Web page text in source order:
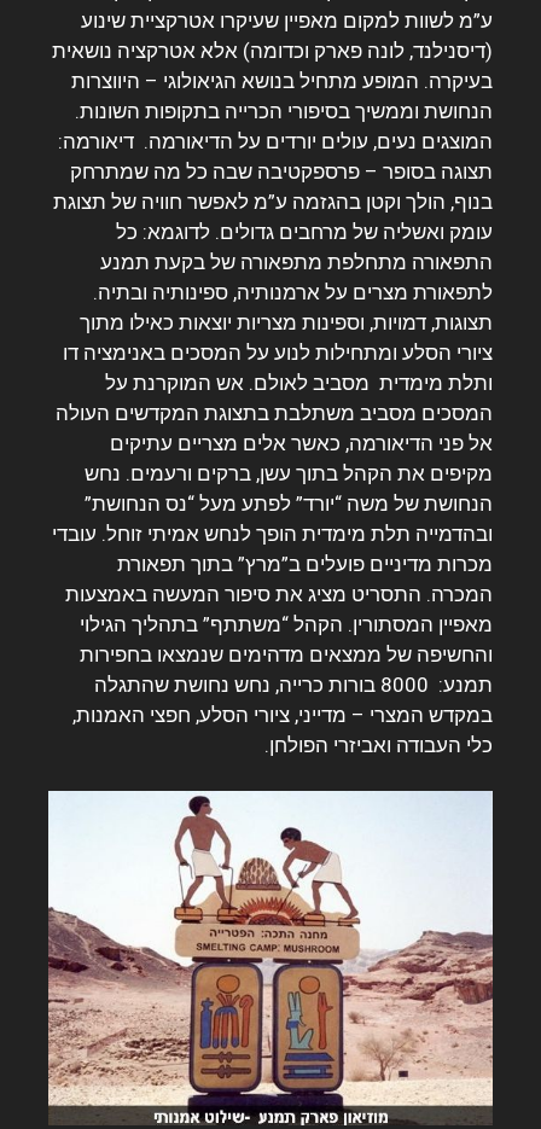
ע”מ לשוות למקום מאפיין שעיקרו אטרקציית שינוע
(דיסנילנד, לונה פארק וכדומה) אלא אטרקציה נושאית
בעיקרה. המופע מתחיל בנושא הגיאולוגי – היווצרות
הנחושת וממשיך בסיפורי הכרייה בתקופות השונות.
המוצגים נעים, עולים יורדים על הדיאורמה. דיאורמה:
תצוגה בסופר – פרספקטיבה שבה כל מה שמתרחק
בנוף, הולך וקטן בהגזמה ע”מ לאפשר חוויה של תצוגת
עומק ואשליה של מרחבים גדולים. לדוגמא: כל
התפאורה מתחלפת מתפאורה של בקעת תמנע
לתפאורת מצרים על ארמנותיה, ספינותיה ובתיה.
תצוגות, דמויות, וספינות מצריות יוצאות כאילו מתוך
ציורי הסלע ומתחילות לנוע על המסכים באנימציה דו
ותלת מימדית מסביב לאולם. אש המוקרנת על
המסכים מסביב משתלבת בתצוגת המקדשים העולה
אל פני הדיאורמה, כאשר אלים מצריים עתיקים
מקיפים את הקהל בתוך עשן, ברקים ורעמים. נחש
הנחושת של משה “יורד” לפתע מעל “נס הנחושת”
ובהדמייה תלת מימדית הופך לנחש אמיתי זוחל. עובדי
מכרות מדיניים פועלים ב”מרץ” בתוך תפאורת
המכרה. התסריט מציג את סיפור המעשה באמצעות
מאפיין המסתורין. הקהל “משתתף” בתהליך הגילוי
והחשיפה של ממצאים מדהימים שנמצאו בחפירות
תמנע: 8000 בורות כרייה, נחש נחושת שהתגלה
במקדש המצרי – מדייני, ציורי הסלע, חפצי האמנות,
כלי העבודה ואביזרי הפולחן.